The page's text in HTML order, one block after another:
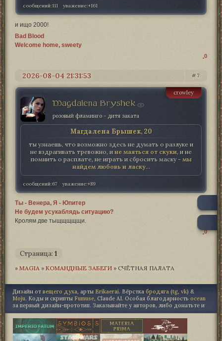
сообщений:111 уважение:+161
и ищо 2000!
Bad Blood
Welcome home, sweety
0
7
2026-08-04 21:31:53
Magdalena Bryshek
crowley
розовый фламинго - дитя заката
Магдалена Брышек, 20
ты узнаешь, что возможно здесь не думать о разлуке и
не вздрагивать тревожно, и не маяться от скуки, и не
помнить о расплате, не играть и сбросить маску - мы
найдем любовь и ласку...
сообщений:67 уважение:+89
Ты - Венера, Я - Юпитер
Не будем усукаблядь ситуацию?
Кролям две тыщщщщщи.
0
Страница: 1
» MAGIA­ » КОМАНДНЫЕ ЗАБЕГИ » СЧЁТНАЯ ПАЛАТА
Дизайн от вещего духа, арты Erikaerai. Вёрстка бродяга (tg, vk) &
Moju. Коды и скрипты Fumuse, Claude AI. Особая благодарность ocean
за первый дизайн-прототип. Заказывайте у авторов, либо донатьте и
"не точь в точь", либо не трогайте.